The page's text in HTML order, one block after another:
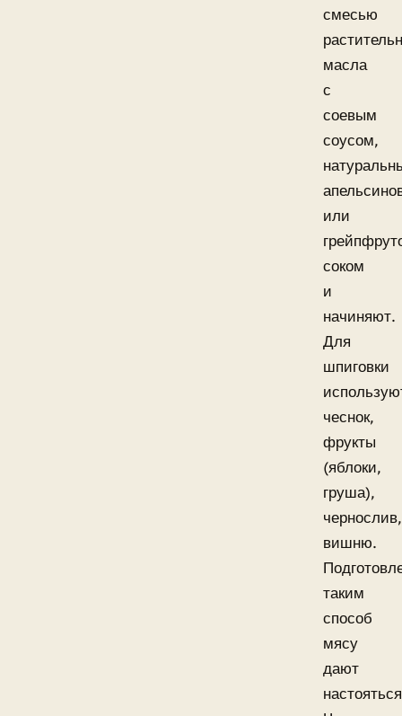
смесью
масла
с
соевым
соусом,
или
соком
и
начиняют.
Для
шпиговки
чеснок,
фрукты
(яблоки,
груша),
чернослив,
вишню.
таким
способ
мясу
дают